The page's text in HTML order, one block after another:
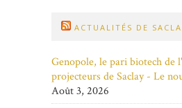
ACTUALITÉS DE
Genopole, le pari biotech de
projecteurs de Saclay - Le
Août 3, 2026